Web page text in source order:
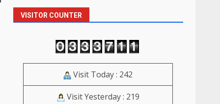
VISITOR COUNTER
Visit Today : 242
Visit Yesterday : 219